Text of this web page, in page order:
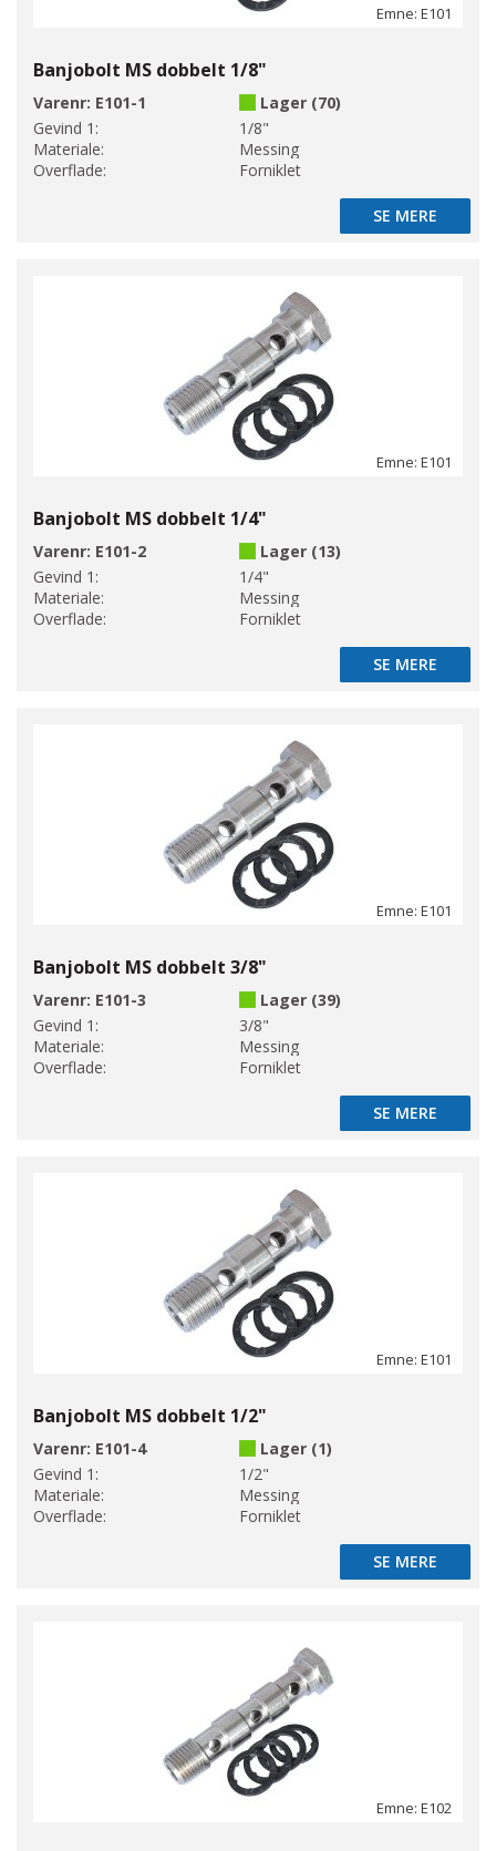
Emne: E101
Banjobolt MS dobbelt 1/8"
Varenr: E101-1
Lager (70)
Gevind 1:
1/8"
Materiale:
Messing
Overflade:
Forniklet
SE MERE
SE MERE
Emne: E101
Banjobolt MS dobbelt 1/4"
Varenr: E101-2
Lager (13)
Gevind 1:
1/4"
Materiale:
Messing
Overflade:
Forniklet
SE MERE
SE MERE
Emne: E101
Banjobolt MS dobbelt 3/8"
Varenr: E101-3
Lager (39)
Gevind 1:
3/8"
Materiale:
Messing
Overflade:
Forniklet
SE MERE
SE MERE
Emne: E101
Banjobolt MS dobbelt 1/2"
Varenr: E101-4
Lager (1)
Gevind 1:
1/2"
Materiale:
Messing
Overflade:
Forniklet
SE MERE
SE MERE
Emne: E102